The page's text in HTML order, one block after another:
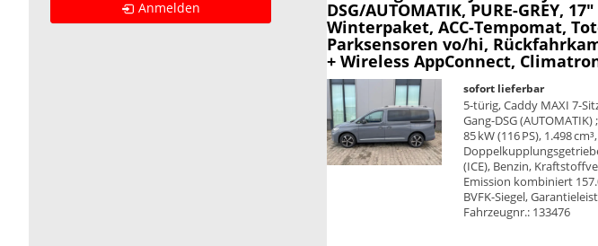
DSG/AUTOMATIK, PURE-GREY,
Winterpaket, ACC-Tempomat,
Parksensoren vo/hi,
+ Wireless AppConnect,
sofort lieferbar
5-türig, Caddy MAXI 7-
Gang-DSG
85 kW (116 PS), 1.498
(ICE), Benzin,
Emission kombiniert
BVFK-Siegel,
Fahrzeugnr.: 133476
Anmelden